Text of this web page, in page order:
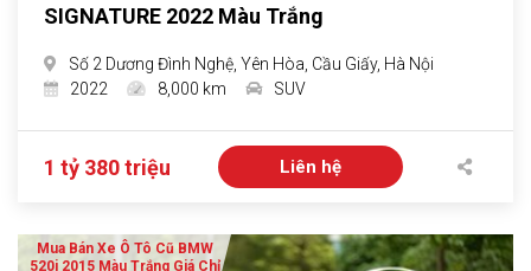
SIGNATURE 2022 Màu Trắng
Số 2 Dương Đình Nghệ, Yên Hòa, Cầu Giấy, Hà Nội
2022
8,000 km SUV
1 tỷ 380 triệu Liên hệ
Mua Bán Xe Ô Tô Cũ BMW
520i 2015 Màu Trắng Giá Chỉ